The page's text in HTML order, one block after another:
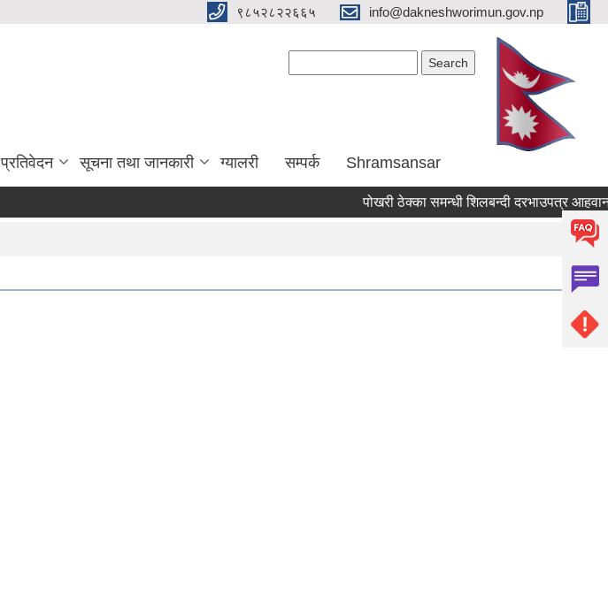
९८५२८२२६६५ info@dakneshworimun.gov.np
प्रतिवेदन सूचना तथा जानकारी ग्यालरी सम्पर्क Shramsansar
पोखरी ठेक्का समन्धी शिलबन्दी दरभाउपत्र